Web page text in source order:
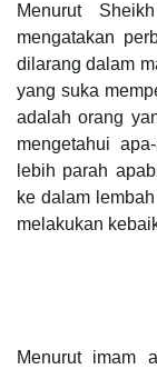
Menurut
mengatakan
dilarang dalam
yang suka
adalah orang
mengetahui
lebih parah
ke dalam
melakukan
Menurut imam